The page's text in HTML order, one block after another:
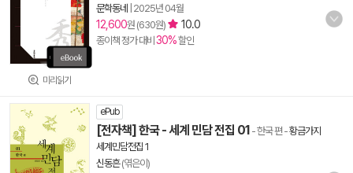
미리읽기
문학동네
2025년 04월
12,600원 (630원) 10.0
종이책 정가 대비 30%할인
ePub
[전자책] 한국 - 세계 민담 전집 01 - 한국 편 -황금가지
세계민담전집 1
신동흔(엮은이)